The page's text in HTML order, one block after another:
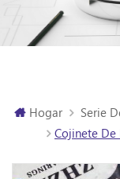
Hogar Serie
Cojinete De